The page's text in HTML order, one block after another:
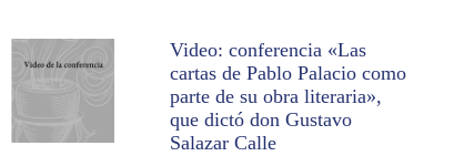
Video: conferencia «Las
cartas de Pablo Palacio como
parte de su obra literaria»,
que dictó don Gustavo
Salazar Calle